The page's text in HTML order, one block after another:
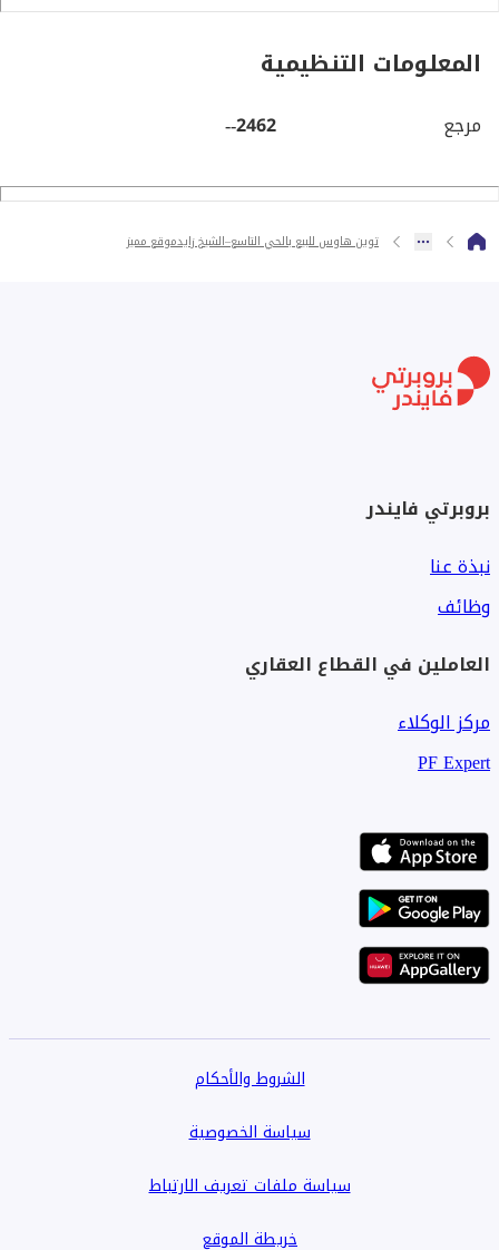
الموقع والمسافات (بالدقائق):
بفضل موقعه في الحي التاسع وعلى بعد خطوات من وصلة
دقيقة واحدة من وصلة دهشور الرئيسية.
لماذا هذا التوين هاوس؟
المعلومات التنظيمية
مرجع 2462--
توين هاوس للبيع بالحي التاسع–الشيخ زايدموقع مميز
بروبرتي فايندر
نبذة عنا
وظائف
العاملين في القطاع العقاري
مركز الوكلاء
PF Expert
الشروط والأحكام
سياسة الخصوصية
سياسة ملفات تعريف الارتباط
خريطة الموقع